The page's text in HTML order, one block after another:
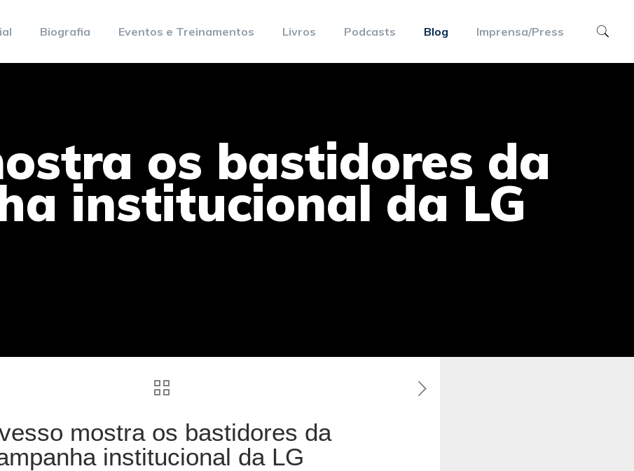
Biografia Eventos e Treinamentos Livros Podcasts Blog Imprensa/Press
os bastidores da
institucional da LG
mostra os bastidores da
institucional da LG